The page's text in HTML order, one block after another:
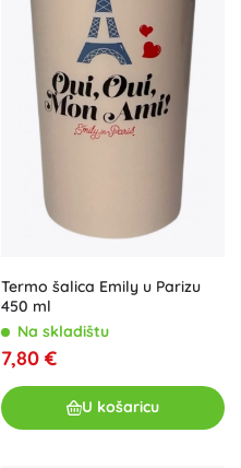
Termo šalica Emily u Parizu
450 ml
Na skladištu
7,80 €
U košaricu